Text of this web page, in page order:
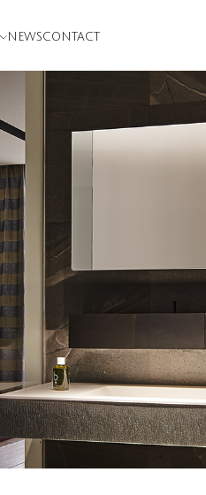
NEWSCONTACT